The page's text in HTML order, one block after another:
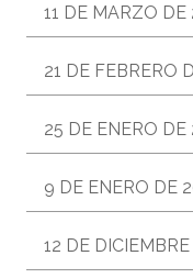
11 DE MARZO DE
21 DE FEBRERO
25 DE ENERO DE
9 DE ENERO DE
12 DE